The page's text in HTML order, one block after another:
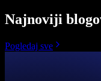
Najnoviji
Pogledaj sve